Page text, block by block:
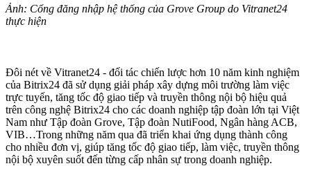
Ảnh: Cổng đăng nhập hệ thống của Grove Group do Vitranet24
thực hiện
Đôi nét về Vitranet24 - đối tác chiến lược hơn 10 năm kinh nghiệm
của Bitrix24 đã sử dụng giải pháp xây dựng môi trường làm việc
trực tuyến, tăng tốc độ giao tiếp và truyền thông nội bộ hiệu quả
trên công nghệ Bitrix24 cho các doanh nghiệp tập đoàn lớn tại Việt
Nam như Tập đoàn Grove, Tập đoàn NutiFood, Ngân hàng ACB,
VIB…Trong những năm qua đã triển khai ứng dụng thành công
cho nhiều đơn vị, giúp tăng tốc độ giao tiếp, làm việc, truyền thông
nội bộ xuyên suốt đến từng cấp nhân sự trong doanh nghiệp.